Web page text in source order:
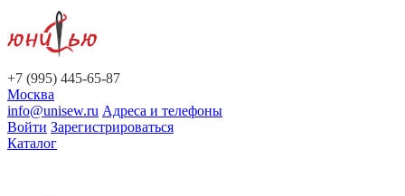
+7 (995) 445-65-87
Москва
info@unisew.ru Адреса и телефоны
Войти Зарегистрироваться
Каталог